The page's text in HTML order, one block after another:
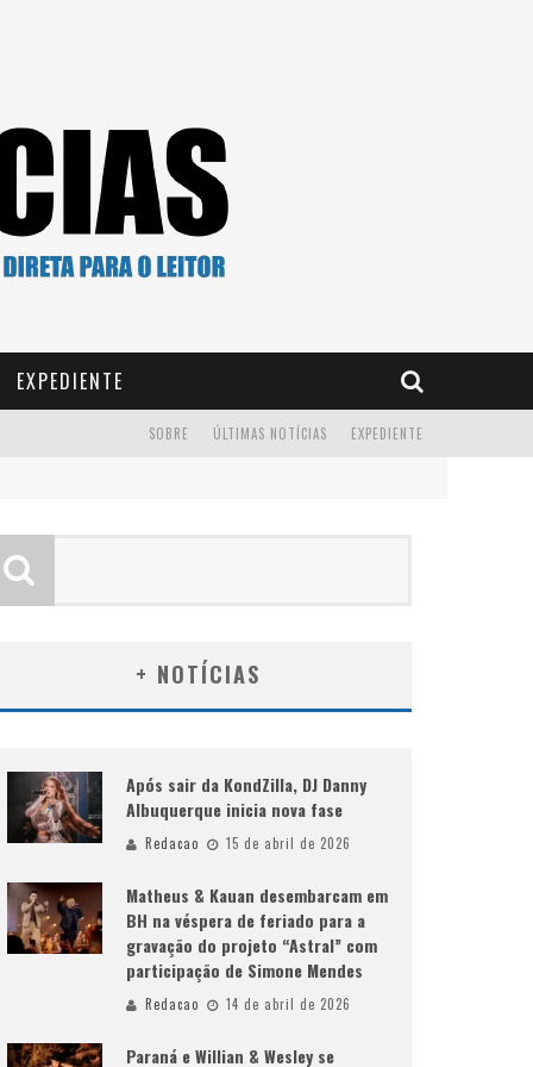
EXPEDIENTE
EXPEDIENTE
ÚLTIMAS NOTÍCIAS
SOBRE
+ NOTÍCIAS
Após sair da KondZilla, DJ Danny
Albuquerque inicia nova fase
Redacao 15 de abril de 2026
Matheus & Kauan desembarcam em
BH na véspera de feriado para a
gravação do projeto “Astral” com
participação de Simone Mendes
Redacao 14 de abril de 2026
Paraná e Willian & Wesley se